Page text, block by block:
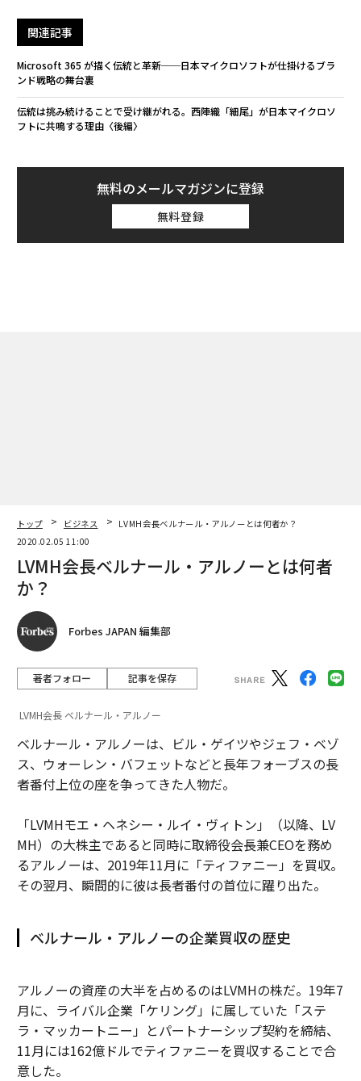
関連記事
Microsoft 365 が描く伝統と革新──日本マイクロソフトが仕掛けるブラ
ンド戦略の舞台裏
伝統は挑み続けることで受け継がれる。西陣織「細尾」が日本マイクロソ
フトに共鳴する理由〈後編〉
無料のメールマガジンに登録
無料登録
トップ ビジネス
LVMH会長ベルナール・アルノーとは何者か？
2020.02.05 11:00
LVMH会長ベルナール・アルノーとは何者
か？
Forbes JAPAN 編集部
著者フォロー 記事を保存
LVMH会長 ベルナール・アルノー
ベルナール・アルノーは、ビル・ゲイツやジェフ・ベゾ
ス、ウォーレン・バフェットなどと長年フォーブスの長
者番付上位の座を争ってきた人物だ。
「LVMHモエ・ヘネシー・ルイ・ヴィトン」（以降、LV
MH）の大株主であると同時に取締役会長兼CEOを務め
るアルノーは、2019年11月に「ティファニー」を買収。
その翌月、瞬間的に彼は長者番付の首位に躍り出た。
ベルナール・アルノーの企業買収の歴史
アルノーの資産の大半を占めるのはLVMHの株だ。19年7
月に、ライバル企業「ケリング」に属していた「ステ
ラ・マッカートニー」とパートナーシップ契約を締結、
11月には162億ドルでティファニーを買収することで合
意した。